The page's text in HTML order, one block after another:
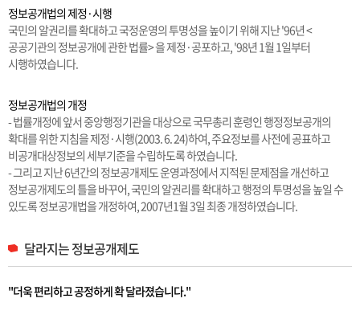
정보공개법의 제정·시행
국민의 알권리를 확대하고 국정운영의 투명성을 높이기 위해 지난 '96년 <
공공기관의 정보공개에 관한 법률> 을 제정·공포하고, '98년 1월 1일부터
시행하였습니다.
정보공개법의 개정
- 법률개정에 앞서 중앙행정기관을 대상으로 국무총리 훈령인 행정정보공개의
확대를 위한 지침을 제정·시행(2003. 6. 24)하여, 주요정보를 사전에 공표하고
비공개대상정보의 세부기준을 수립하도록 하였습니다.
- 그리고 지난 6년간의 정보공개제도 운영과정에서 지적된 문제점을 개선하고
정보공개제도의 틀을 바꾸어, 국민의 알권리를 확대하고 행정의 투명성을 높일 수
있도록 정보공개법을 개정하여, 2007년1월 3일 최종 개정하였습니다.
달라지는 정보공개제도
"더욱 편리하고 공정하게 확 달라졌습니다."